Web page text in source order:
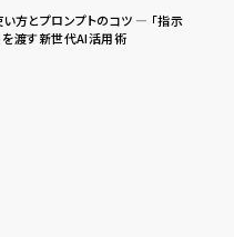
方とプロンプトのコツ ― 「指示
を渡す新世代AI活用術